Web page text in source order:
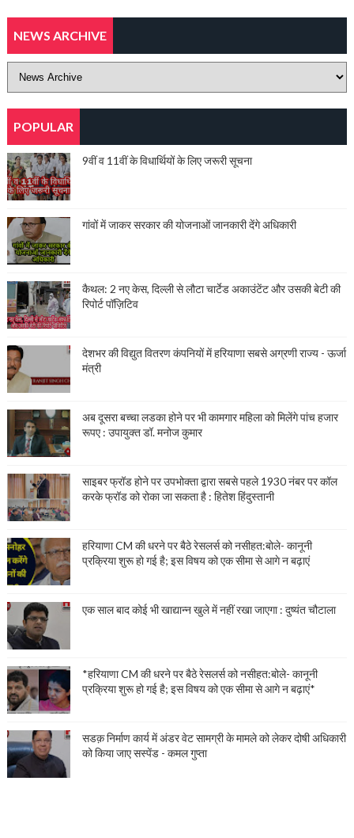
NEWS ARCHIVE
POPULAR
9वीं व 11वीं के विधार्थियों के लिए जरूरी सूचना
गांवों में जाकर सरकार की योजनाओं जानकारी देंगे अधिकारी
कैथल: 2 नए केस, दिल्ली से लौटा चार्टेड अकाउंटेंट और उसकी बेटी की
रिपोर्ट पॉज़िटिव
देशभर की विद्युत वितरण कंपनियों में हरियाणा सबसे अग्रणी राज्य - ऊर्जा
मंत्री
अब दूसरा बच्चा लडका होने पर भी कामगार महिला को मिलेंगे पांच हजार
रूपए : उपायुक्त डॉ. मनोज कुमार
साइबर फ्रॉड होने पर उपभोक्ता द्वारा सबसे पहले 1930 नंबर पर कॉल
करके फ्रॉड को रोका जा सकता है : हितेश हिंदुस्तानी
हरियाणा CM की धरने पर बैठे रेसलर्स को नसीहत:बोले- कानूनी
प्रक्रिया शुरू हो गई है; इस विषय को एक सीमा से आगे न बढ़ाएं
एक साल बाद कोई भी खाद्यान्न खुले में नहीं रखा जाएगा : दुष्यंत चौटाला
*हरियाणा CM की धरने पर बैठे रेसलर्स को नसीहत:बोले- कानूनी
प्रक्रिया शुरू हो गई है; इस विषय को एक सीमा से आगे न बढ़ाएं*
सडक़ निर्माण कार्य में अंडर वेट सामग्री के मामले को लेकर दोषी अधिकारी
को किया जाए सस्पेंड - कमल गुप्ता